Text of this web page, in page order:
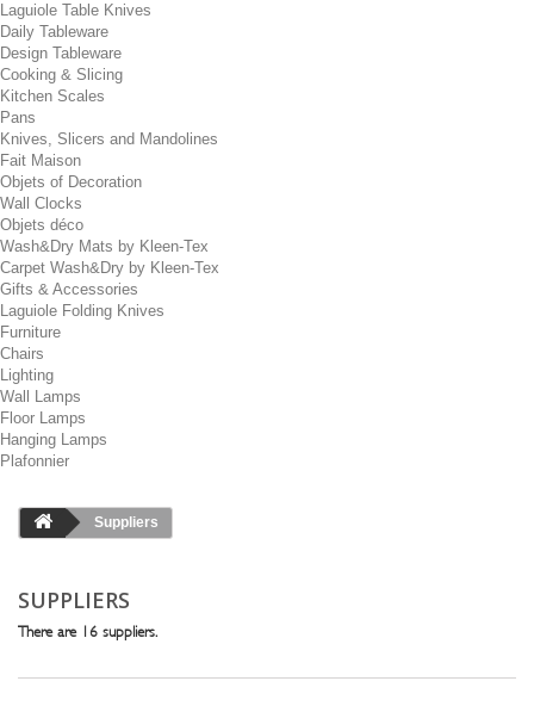
Laguiole Table Knives
Daily Tableware
Design Tableware
Cooking & Slicing
Kitchen Scales
Pans
Knives, Slicers and Mandolines
Fait Maison
Objets of Decoration
Wall Clocks
Objets déco
Wash&Dry Mats by Kleen-Tex
Carpet Wash&Dry by Kleen-Tex
Gifts & Accessories
Laguiole Folding Knives
Furniture
Chairs
Lighting
Wall Lamps
Floor Lamps
Hanging Lamps
Plafonnier
Suppliers
SUPPLIERS
There are 16 suppliers.